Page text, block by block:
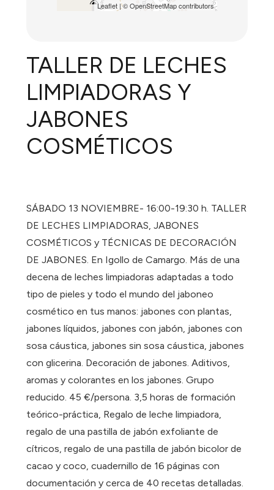
Leaflet| ©OpenStreetMapcontributors
TALLER DE LECHES
LIMPIADORAS Y
JABONES
COSMÉTICOS
SÁBADO 13 NOVIEMBRE- 16:00-19:30 h. TALLER
DE LECHES LIMPIADORAS, JABONES
COSMÉTICOS y TÉCNICAS DE DECORACIÓN
DE JABONES. En Igollo de Camargo. Más de una
decena de leches limpiadoras adaptadas a todo
tipo de pieles y todo el mundo del jaboneo
cosmético en tus manos: jabones con plantas,
jabones líquidos, jabones con jabón, jabones con
sosa cáustica, jabones sin sosa cáustica, jabones
con glicerina. Decoración de jabones. Aditivos,
aromas y colorantes en los jabones. Grupo
reducido. 45 €/persona. 3,5 horas de formación
teórico-práctica, Regalo de leche limpiadora,
regalo de una pastilla de jabón exfoliante de
cítricos, regalo de una pastilla de jabón bicolor de
cacao y coco, cuadernillo de 16 páginas con
documentación y cerca de 40 recetas detalladas.